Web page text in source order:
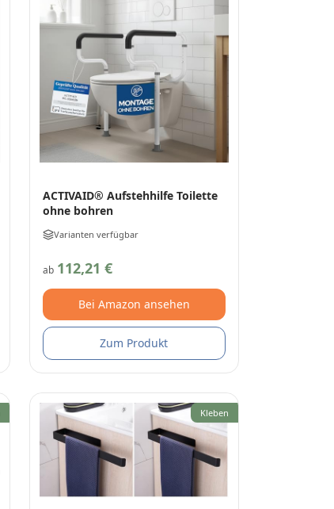
ACTIVAID® Aufstehhilfe Toilette
ohne bohren
Varianten verfügbar
ab 112,21 €
Bei Amazon ansehen
Zum Produkt
Kleben